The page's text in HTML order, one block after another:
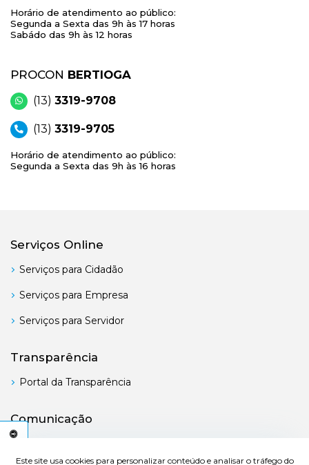
Este site usa cookies para personalizar conteúdo e analisar o tráfego do
Horário de atendimento ao público:
Segunda a Sexta das 9h às 17 horas
Sabádo das 9h às 12 horas
PROCON BERTIOGA
(13) 3319-9708
(13) 3319-9705
Horário de atendimento ao público:
Segunda a Sexta das 9h às 16 horas
Serviços Online
Serviços para Cidadão
Serviços para Empresa
Serviços para Servidor
Transparência
Portal da Transparência
Comunicação